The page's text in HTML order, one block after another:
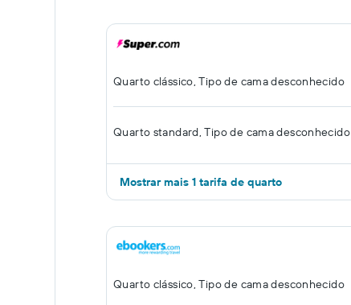
Quarto clássico, Tipo de cama desconhecido
Quarto standard, Tipo de cama desconhecido
Mostrar mais 1 tarifa de quarto
Quarto clássico, Tipo de cama desconhecido